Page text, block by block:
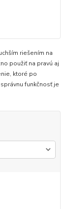
riešením na
použiť na pravú aj
ktoré po
funkčnosť je